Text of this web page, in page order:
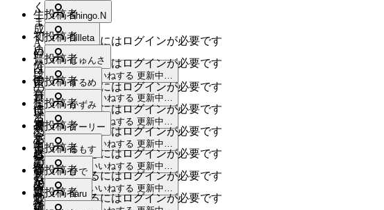
く
ま
で
自
分
の
責
任
で、
意
思
決
定
の
Shingo.N
いいねするにはログインが必要です
いいねする 更新中…
スレッド
生
成
A
I
は、
正
し
い
者
と
い
う
よ
り
投稿者
Dilleta
いいねするにはログインが必要です
いいねする 更新中…
スレッド
初
め
て
使
っ
て
み
ま
し
た
が、
意
投稿者
じゅんさ
いいねするにはログインが必要です
いいねする 更新中…
スレッド
menu
普
段
の
生
活
の
中
で
も
分
か
投稿者
するめ
いいねするにはログインが必要です
いいねする 更新中…
スレッド
menu
自
分
自
身
で
真
偽
を
し
投稿者
かずみ
いいねするにはログインが必要です
いいねする 更新中…
スレッド
な
る
べ
く
新
し
い
情
投稿者
アーリー
いいねするにはログインが必要です
いいねする 更新中…
初
心
者
な
の
で。
投稿者
るもす
いいねするにはログインが必要です
孫
の
教
育
に
投稿者
ひで
いいねするにはログインが必要です
や
っ
て
投稿者
haru
課
金
投稿者